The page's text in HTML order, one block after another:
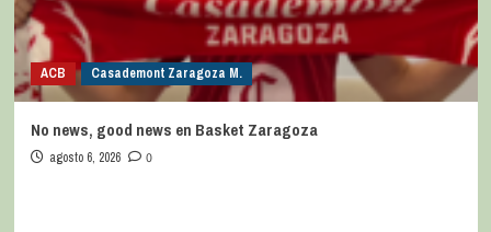
ACB Casademont Zaragoza M.
No news, good news en Basket Zaragoza
agosto 6, 2026 0